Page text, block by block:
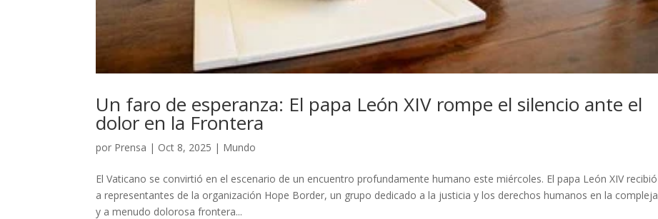
​Un faro de esperanza: El papa León XIV rompe el silencio ante el
dolor en la Frontera
por Prensa | Oct 8, 2025 | Mundo
El Vaticano se convirtió en el escenario de un encuentro profundamente humano este miércoles. El papa León XIV recibió
a representantes de la organización Hope Border, un grupo dedicado a la justicia y los derechos humanos en la compleja
y a menudo dolorosa frontera...